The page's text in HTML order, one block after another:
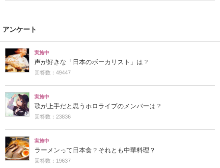
アンケート
実施中
声が好きな「日本のボーカリスト」は？
回答数：49447
実施中
歌が上手だと思うホロライブのメンバーは？
回答数：23836
実施中
ラーメンって日本食？それとも中華料理？
回答数：19637